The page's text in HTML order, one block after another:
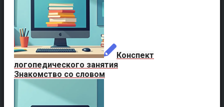
Конспект
логопедического занятия
Знакомство со словом